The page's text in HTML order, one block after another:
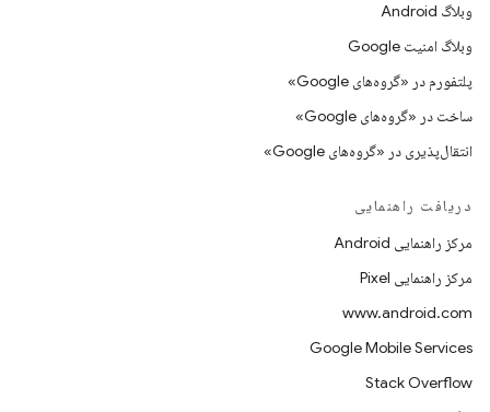
وبلاگ Android
وبلاگ امنیت Google
پلتفورم در «گروه‌های Google»
ساخت در «گروه‌های Google»
انتقال‌پذیری در «گروه‌های Google»
دریافت راهنمایی
مرکز راهنمایی Android
مرکز راهنمایی Pixel
www.android.com
Google Mobile Services
Stack Overflow